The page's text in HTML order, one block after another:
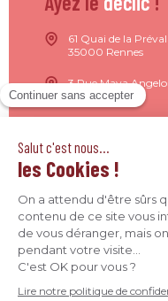
61 Quai de la
35000 Rennes
3 Rue Maya
44200 Nantes
4 Quai Jean Moulin
09 71 37 26 34
contact@agence-